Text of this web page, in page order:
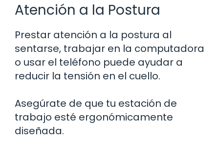
Atención a la Postura
Prestar atención a la postura al
sentarse, trabajar en la computadora
o usar el teléfono puede ayudar a
reducir la tensión en el cuello.
Asegúrate de que tu estación de
trabajo esté ergonómicamente
diseñada.